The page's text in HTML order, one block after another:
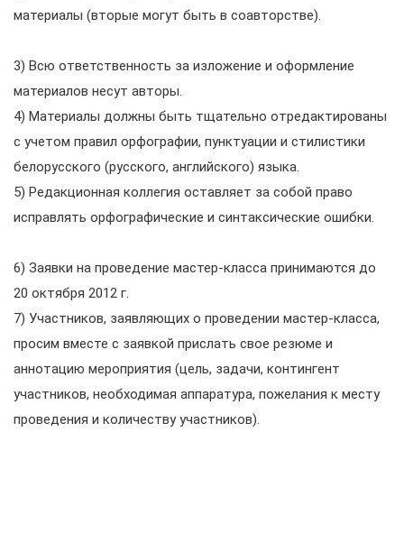
материалы (вторые могут быть в соавторстве).
3) Всю ответственность за изложение и оформление
материалов несут авторы.
4) Материалы должны быть тщательно отредактированы
с учетом правил орфографии, пунктуации и стилистики
белорусского (русского, английского) языка.
5) Редакционная коллегия оставляет за собой право
исправлять орфографические и синтаксические ошибки.
6) Заявки на проведение мастер-класса принимаются до
20 октября 2012 г.
7) Участников, заявляющих о проведении мастер-класса,
просим вместе с заявкой прислать свое резюме и
аннотацию мероприятия (цель, задачи, контингент
участников, необходимая аппаратура, пожелания к месту
проведения и количеству участников).